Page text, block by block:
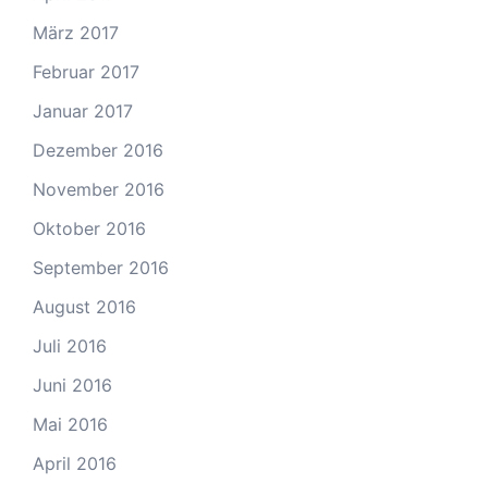
März 2017
Februar 2017
Januar 2017
Dezember 2016
November 2016
Oktober 2016
September 2016
August 2016
Juli 2016
Juni 2016
Mai 2016
April 2016